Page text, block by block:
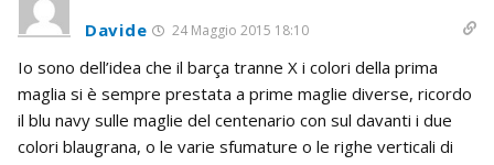
Davide 24 Maggio 2015 18:10
Io sono dell’idea che il barça tranne X i colori della prima
maglia si è sempre prestata a prime maglie diverse, ricordo
il blu navy sulle maglie del centenario con sul davanti i due
colori blaugrana, o le varie sfumature o le righe verticali di